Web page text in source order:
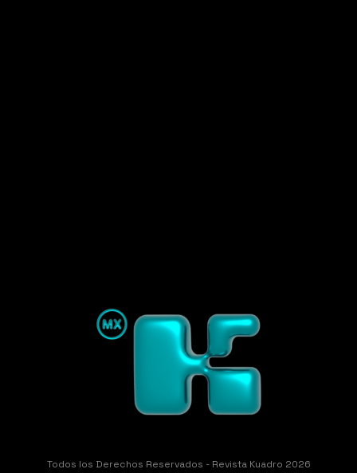
Todos los Derechos Reservados - Revista Kuadro 2026